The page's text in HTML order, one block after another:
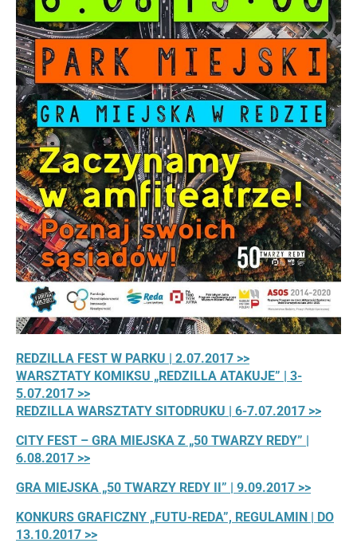
REDZILLA FEST W PARKU | 2.07.2017 >>
WARSZTATY KOMIKSU „REDZILLA ATAKUJE” | 3-
5.07.2017 >>
REDZILLA WARSZTATY SITODRUKU | 6-7.07.2017 >>
CITY FEST – GRA MIEJSKA Z „50 TWARZY REDY” |
6.08.2017 >>
GRA MIEJSKA „50 TWARZY REDY II” | 9.09.2017 >>
KONKURS GRAFICZNY „FUTU-REDA”, REGULAMIN | DO
13.10.2017 >>